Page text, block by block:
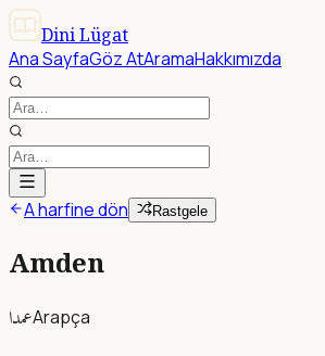
Dini Lügat
Ana SayfaGöz AtAramaHakkımızda
A harfine dön Rastgele
Amden
عمداArapça